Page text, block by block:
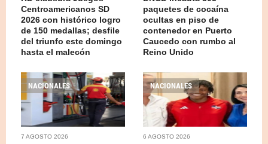
Centroamericanos SD
2026 con histórico logro
de 150 medallas; desfile
del triunfo este domingo
hasta el malecón
paquetes de cocaína
ocultas en piso de
contenedor en Puerto
Caucedo con rumbo al
Reino Unido
NACIONALES
7 AGOSTO 2026
NACIONALES
6 AGOSTO 2026